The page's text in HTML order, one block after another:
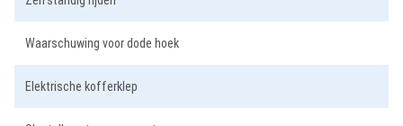
Waarschuwing voor dode hoek
Elektrische kofferklep